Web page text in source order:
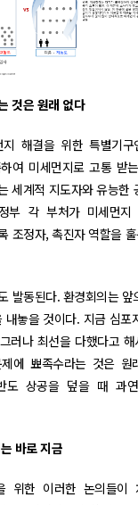
것은 원래 없다
해결을 위한 특별기구
여 미세먼지로 고통 받
세계적 지도자와 유능한
부 각 부처가 미세먼
조정자, 촉진자 역할을
발동된다. 환경회의는
내놓을 것이다. 지금 심포
러나 최선을 다했다고
에 뾰족수라는 것은 원
도 상공을 덮을 때 과
바로 지금
위한 이러한 논의들이